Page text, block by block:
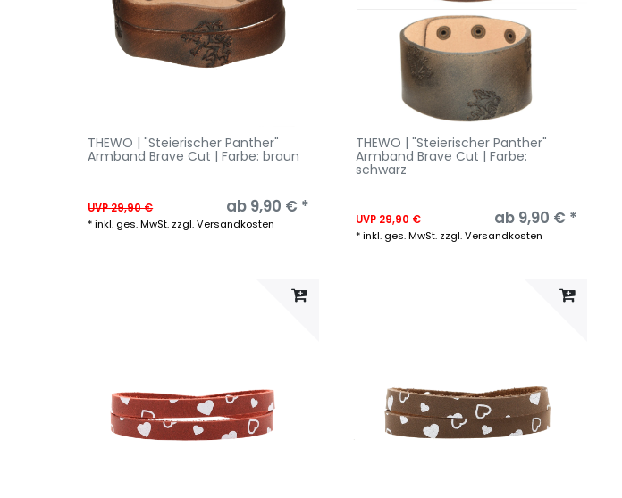
THEWO | "Steierischer Panther"
Armband Brave Cut | Farbe: braun
UVP 29,90 € ab 9,90 € *
*inkl. ges. MwSt. zzgl.Versandkosten
THEWO | "Steierischer Panther"
Armband Brave Cut | Farbe:
schwarz
UVP 29,90 € ab 9,90 € *
*inkl. ges. MwSt. zzgl.Versandkosten